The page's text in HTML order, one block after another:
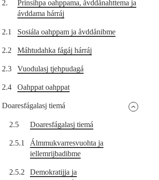
2.
Prinsihpa oahppama, åvddånahttema ja
ávddama hárráj
2.1 Sosiála oahppam ja åvddånibme
2.2 Máhtudahka fágáj hárráj
2.3 Vuodulasj tjehpudagá
2.4 Oahppat oahppat
Doaresfágalasj tiemá
2.5 Doaresfágalasj tiemá
2.5.1
Álmmukvarresvuohta ja
iellemrijbadibme
2.5.2
Demokratijja ja